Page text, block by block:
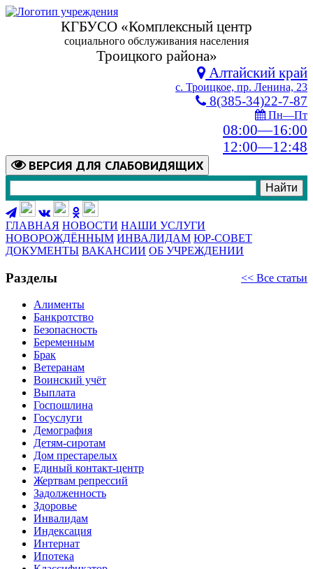
КГБУСО «Комплексный центр
социального обслуживания населения
Троицкого района»
Алтайский край
с. Троицкое, пр. Ленина, 23
8(385-34)22-7-87
Пн—Пт
08:00—16:00
12:00—12:48
ВЕРСИЯ ДЛЯ СЛАБОВИДЯЩИХ
ГЛАВНАЯ НОВОСТИ НАШИ УСЛУГИ
НОВОРОЖДЁННЫМ ИНВАЛИДАМ ЮР-СОВЕТ
ДОКУМЕНТЫ ВАКАНСИИ ОБ УЧРЕЖДЕНИИ
Разделы << Все статьи
Алименты
Банкротство
Безопасность
Беременным
Брак
Ветеранам
Воинский учёт
Выплата
Госпошлина
Госуслуги
Демография
Детям-сиротам
Дом престарелых
Единый контакт-центр
Жертвам репрессий
Задолженность
Здоровье
Инвалидам
Индексация
Интернат
Ипотека